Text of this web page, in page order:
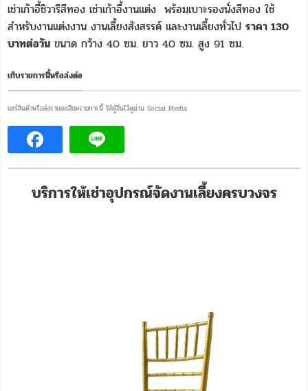
เช่าเก้าอี้ชิวารีสีทอง เช่าเก้าอี้งานแต่ง พร้อมเบาะรองนั่งสีทอง ใช้
สำหรับงานแต่งงาน งานเลี้ยงสังสรรค์ และงานเลี้ยงทั่วไป ราคา 130
บาทต่อวัน ขนาด กว้าง 40 ซม. ยาว 40 ซม. สูง 91 ซม.
เก็บรายการนี้หรือส่งต่อ
แชร์สินค้าหรือส่งรายละเอียดรายการนี้ ให้ผู้อื่นไว้ดูผ่าน Social Media
บริการให้เช่าอุปกรณ์จัดงานเลี้ยงครบวงจร